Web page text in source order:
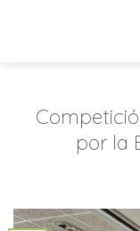
por la